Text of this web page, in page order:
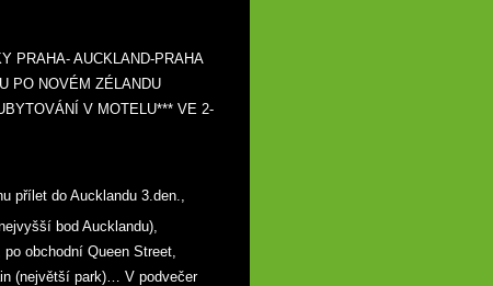
PRAHA- AUCKLAND-PRAHA
PO NOVÉM ZÉLANDU
V MOTELU*** VE 2-
přílet do Aucklandu 3.den.,
bod Aucklandu),
obchodní Queen Street,
(největší park)… V podvečer